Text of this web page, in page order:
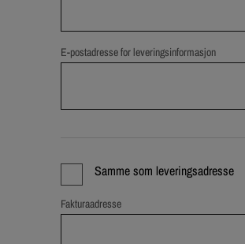
E-postadresse for leveringsinformasjon
Samme som leveringsadresse
Fakturaadresse